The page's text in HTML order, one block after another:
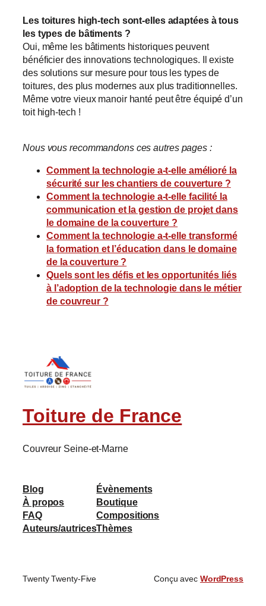
Les toitures high-tech sont-elles adaptées à tous
les types de bâtiments ?
Oui, même les bâtiments historiques peuvent
bénéficier des innovations technologiques. Il existe
des solutions sur mesure pour tous les types de
toitures, des plus modernes aux plus traditionnelles.
Même votre vieux manoir hanté peut être équipé d’un
toit high-tech !
Nous vous recommandons ces autres pages :
Comment la technologie a-t-elle amélioré la
sécurité sur les chantiers de couverture ?
Comment la technologie a-t-elle facilité la
communication et la gestion de projet dans
le domaine de la couverture ?
Comment la technologie a-t-elle transformé
la formation et l’éducation dans le domaine
de la couverture ?
Quels sont les défis et les opportunités liés
à l’adoption de la technologie dans le métier
de couvreur ?
Toiture de France
Couvreur Seine-et-Marne
Blog
À propos
FAQ
Auteurs/autrices
Évènements
Boutique
Compositions
Thèmes
Twenty Twenty-Five Conçu avec WordPress